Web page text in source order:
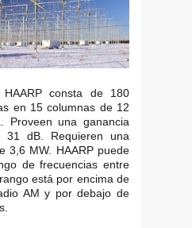
consta de 180
en 15 columnas de 12
Proveen una ganancia
31 dB. Requieren una
3,6 MW. HAARP puede
de frecuencias entre
está por encima de
AM y por debajo de